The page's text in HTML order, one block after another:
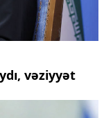
vəziyyət